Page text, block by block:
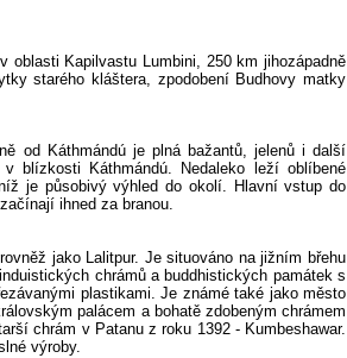
Kapilvastu Lumbini, 250 km jihozápadně
starého kláštera, zpodobení Budhovy matky
od Káthmándú je plná bažantů, jelenů i další
blízkosti Káthmándú. Nedaleko leží oblíbené
je působivý výhled do okolí. Hlavní vstup do
ihned za branou.
jako Lalitpur. Je situováno na jižním břehu
chrámů a buddhistických památek s
plastikami. Je známé také jako město
palácem a bohatě zdobeným chrámem
chrám v Patanu z roku 1392 - Kumbeshawar.
výroby.